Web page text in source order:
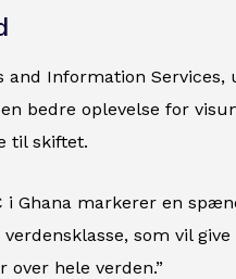
and Information
bedre oplevelse for
til skiftet.
i Ghana markerer en
som vil
hele verden.”